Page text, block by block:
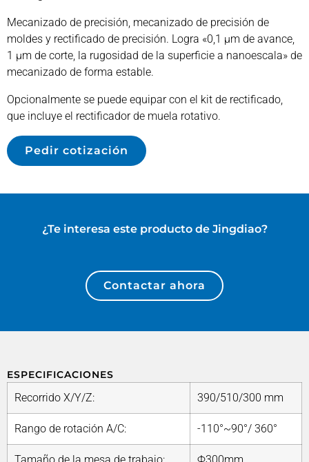
Mecanizado de precisión, mecanizado de precisión de
moldes y rectificado de precisión. Logra «0,1 μm de avance,
1 μm de corte, la rugosidad de la superficie a nanoescala» de
mecanizado de forma estable.
Opcionalmente se puede equipar con el kit de rectificado,
que incluye el rectificador de muela rotativo.
Pedir cotización
¿Te interesa este producto de Jingdiao?
Contactar ahora
ESPECIFICACIONES
Recorrido X/Y/Z: 390/510/300 mm
Rango de rotación A/C: -110°~90°/ 360°
Tamaño de la mesa de trabajo: Ф300mm